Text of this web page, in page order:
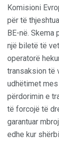
Komisioni
për të
BE-në. Skema
një biletë të
operatorë
transaksion të
udhëtimet
përdorimin e
të forcojë të
garantuar
edhe kur